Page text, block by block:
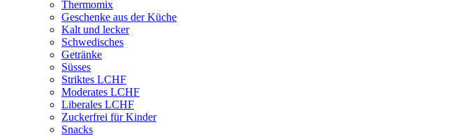
Thermomix
Geschenke aus der Küche
Kalt und lecker
Schwedisches
Getränke
Süsses
Striktes LCHF
Moderates LCHF
Liberales LCHF
Zuckerfrei für Kinder
Snacks